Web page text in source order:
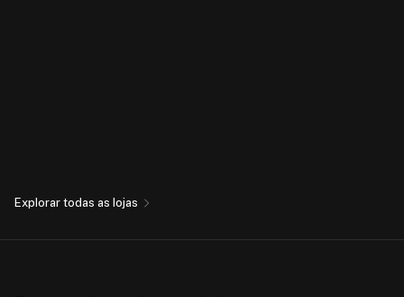
Explorar todas as lojas